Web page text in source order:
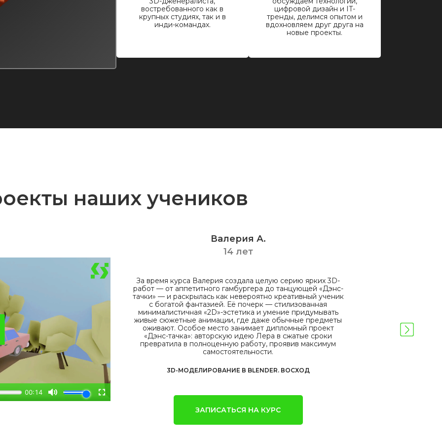
востребованного как в
крупных студиях, так и в
инди-командах.
цифровой дизайн и IT-
тренды, делимся опытом и
вдохновляем друг друга на
новые проекты.
наших учеников
Валерия А.
14 лет
За время курса Валерия создала целую серию ярких 3D-
работ — от аппетитного гамбургера до танцующей «Дэнс-
тачки» — и раскрылась как невероятно креативный ученик
с богатой фантазией. Её почерк — стилизованная
минималистичная «2D»-эстетика и умение придумывать
живые сюжетные анимации, где даже обычные предметы
оживают. Особое место занимает дипломный проект
«Дэнс-тачка»: авторскую идею Лера в сжатые сроки
превратила в полноценную работу, проявив максимум
самостоятельности.
3D-МОДЕЛИРОВАНИЕ В BLENDER. ВОСХОД
ЗАПИСАТЬСЯ НА КУРС